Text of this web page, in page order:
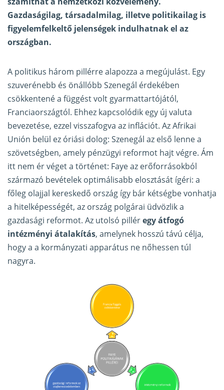
Gazdaságilag, társadalmilag, illetve politikailag is
figyelemfelkeltő jelenségek indulhatnak el az
országban.
A politikus három pillérre alapozza a megújulást. Egy
szuverénebb és önállóbb Szenegál érdekében
csökkentené a függést volt gyarmattartójától,
Franciaországtól. Ehhez kapcsolódik egy új valuta
bevezetése, ezzel visszafogva az inflációt. Az Afrikai
Unión belül ez óriási dolog: Szenegál az első lenne a
szövetségben, amely pénzügyi reformot hajt végre. Ám
itt nem ér véget a történet: Faye az erőforrásokból
származó bevételek optimálisabb elosztását ígéri: a
főleg olajjal kereskedő ország így bár kétségbe vonhatja
a hitelképességét, az ország polgárai üdvözlik a
gazdasági reformot. Az utolsó pilléregy átfogó
intézményi átalakítás, amelynek hosszú távú célja,
hogy a a kormányzati apparátus ne nőhessen túl
nagyra.